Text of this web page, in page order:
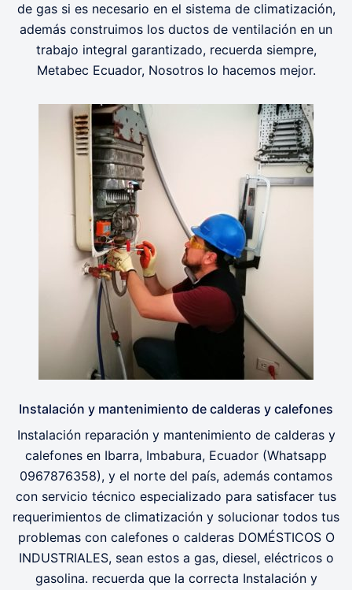
de gas si es necesario en el sistema de climatización,
además construimos los ductos de ventilación en un
trabajo integral garantizado, recuerda siempre,
Metabec Ecuador, Nosotros lo hacemos mejor.
Instalación y mantenimiento de calderas y calefones
Instalación reparación y mantenimiento de calderas y
calefones en Ibarra, Imbabura, Ecuador (Whatsapp
0967876358), y el norte del país, además contamos
con servicio técnico especializado para satisfacer tus
requerimientos de climatización y solucionar todos tus
problemas con calefones o calderas DOMÉSTICOS O
INDUSTRIALES, sean estos a gas, diesel, eléctricos o
gasolina. recuerda que la correcta Instalación y